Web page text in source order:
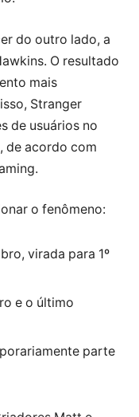
do outro lado, a
O resultado
mais
Stranger
de usuários no
de acordo com
o fenômeno:
virada para 1º
e o último
parte